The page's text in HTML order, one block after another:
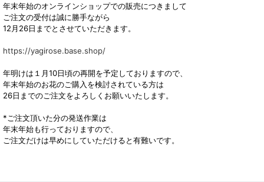
年末年始のオンラインショップでの販売につきまして
ご注文の受付は誠に勝手ながら
12月26日までとさせていただきます。
https://yagirose.base.shop/
年明けは１月10日頃の再開を予定しておりますので、
年末年始のお花のご購入を検討されている方は
26日までのご注文をよろしくお願いいたします。
*ご注文頂いた分の発送作業は
年末年始も行っておりますので、
ご注文だけは早めにしていただけると有難いです。